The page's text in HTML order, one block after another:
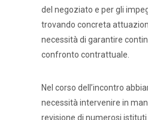
del negoziato e per gli
trovando concreta
necessità di garantire
confronto contrattuale.
Nel corso dell’incontro
necessità intervenire in
revisione di numerosi istituti